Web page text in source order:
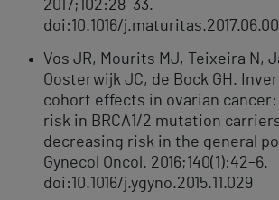
2017;102:28–33.
doi:10.1016/
Vos JR, Mourits MJ, Teixeira N,
Oosterwijk JC, de Bock GH.
cohort effects in ovarian
risk in BRCA1/2 mutation
decreasing risk in the general
Gynecol Oncol. 2016;140(1):42–6.
doi:10.1016/j.ygyno.2015.11.029